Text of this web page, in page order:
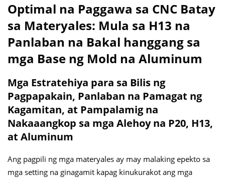
Optimal na Paggawa sa CNC Batay
sa Materyales: Mula sa H13 na
Panlaban na Bakal hanggang sa
mga Base ng Mold na Aluminum
Mga Estratehiya para sa Bilis ng
Pagpapakain, Panlaban na Pamagat ng
Kagamitan, at Pampalamig na
Nakaaangkop sa mga Alehoy na P20, H13,
at Aluminum
Ang pagpili ng mga materyales ay may malaking epekto sa
mga setting na ginagamit kapag kinukurakot ang mga